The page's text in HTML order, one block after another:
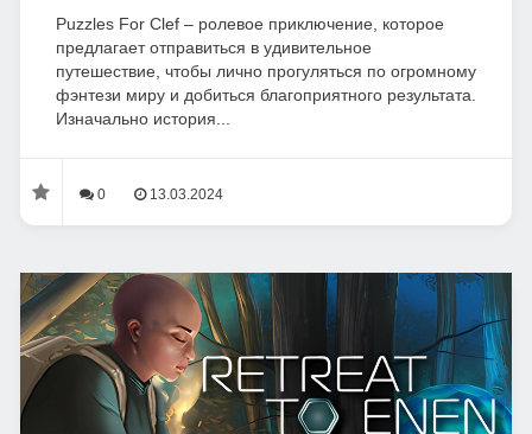
Puzzles For Clef – ролевое приключение, которое
предлагает отправиться в удивительное
путешествие, чтобы лично прогуляться по огромному
фэнтези миру и добиться благоприятного результата.
Изначально история...
0 13.03.2024